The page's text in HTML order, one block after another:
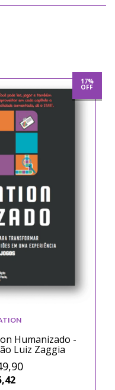
17%
OFF
Humanizado -
Luiz Zaggia